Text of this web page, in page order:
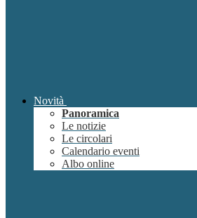
Novità
Panoramica
Le notizie
Le circolari
Calendario eventi
Albo online